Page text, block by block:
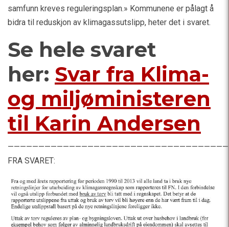
samfunn kreves reguleringsplan.» Kommunene er pålagt å
bidra til reduskjon av klimagassutslipp, heter det i svaret.
Se hele svaret
her: Svar fra Klima-
og miljøministeren
til Karin Andersen
FRA SVARET: